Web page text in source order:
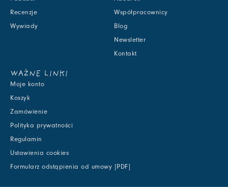
Recenzje
Wywiady
Współpracownicy
Blog
Newsletter
Kontakt
WAŻNE LINKI
Moje konto
Koszyk
Zamówienie
Polityka prywatności
Regulamin
Ustawienia cookies
Formularz odstąpienia od umowy [PDF]